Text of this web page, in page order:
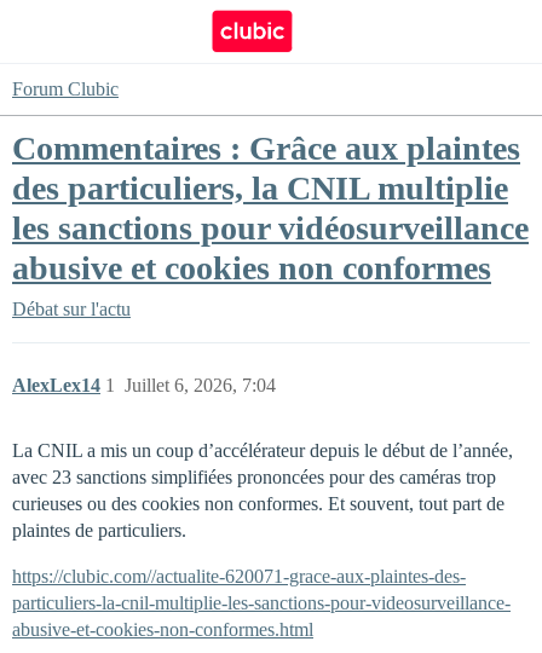
Forum Clubic
Commentaires : Grâce aux plaintes
des particuliers, la CNIL multiplie
les sanctions pour vidéosurveillance
abusive et cookies non conformes
Débat sur l'actu
AlexLex14 Juillet 6, 2026, 7:04
1
La CNIL a mis un coup d’accélérateur depuis le début de l’année,
avec 23 sanctions simplifiées prononcées pour des caméras trop
curieuses ou des cookies non conformes. Et souvent, tout part de
plaintes de particuliers.
https://clubic.com//actualite-620071-grace-aux-plaintes-des-
particuliers-la-cnil-multiplie-les-sanctions-pour-videosurveillance-
abusive-et-cookies-non-conformes.html